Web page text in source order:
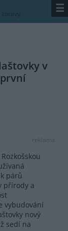
☰
v
reklama
párů
přírody a
vybudování
nový
sedí na